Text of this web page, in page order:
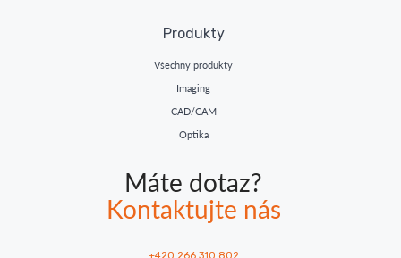
Produkty
Všechny produkty
Imaging
CAD/CAM
Optika
Máte dotaz?
Kontaktujte nás
+420 266 310 802